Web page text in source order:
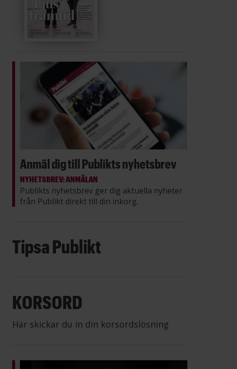
Anmäl dig till Publikts nyhetsbrev
NYHETSBREV: ANMÄLAN
Publikts nyhetsbrev ger dig aktuella nyheter
från Publikt direkt till din inkorg.
Tipsa Publikt
KORSORD
Här skickar du in din korsordslösning